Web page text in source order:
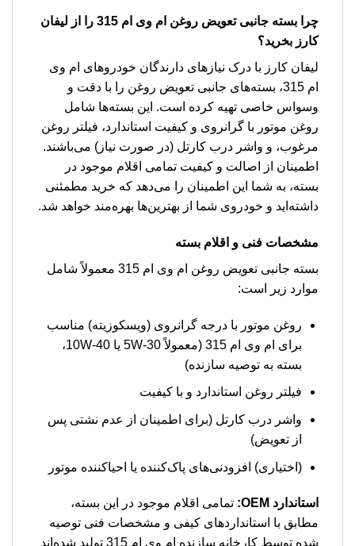
چرا بسته جانبی تعویض روغن ام وی ام 315 را از لیفان
کارز بخرید؟
لیفان کارز با درک نیازهای دارندگان خودروهای ام وی
ام 315، بسته‌های جانبی تعویض روغن را با دقت و
وسواس خاصی تهیه کرده است. این بسته‌ها شامل
روغن موتور با گرانروی و کیفیت استاندارد، فیلتر روغن
مرغوب، و واشر درب کارتل (در صورت نیاز) می‌باشند.
اطمینان از اصالت و کیفیت تمامی اقلام موجود در
بسته، به شما این اطمینان را می‌دهد که خرید مطمئنی
داشته‌اید و خودروی شما از بهترین‌ها بهره‌مند خواهد شد.
مشخصات فنی و اقلام بسته
بسته جانبی تعویض روغن ام وی ام 315 معمولاً شامل
موارد زیر است:
روغن موتور با درجه گرانروی (ویسکوزیته) مناسب
برای ام وی ام 315 (معمولاً 5W-30 یا 10W-40،
بسته به توصیه سازنده)
فیلتر روغن استاندارد و با کیفیت
واشر درب کارتل (برای اطمینان از عدم نشتی پس
از تعویض)
(اختیاری) افزودنی‌های پاک‌کننده یا احیاکننده موتور
استاندارد OEM:
تمامی اقلام موجود در این بسته،
مطابق با استانداردهای کیفی و مشخصات فنی توصیه
شده توسط کارخانه سازنده ام وی ام 315 تولید شده‌اند